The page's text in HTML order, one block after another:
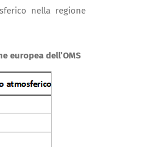
nella regione
europea dell’OMS